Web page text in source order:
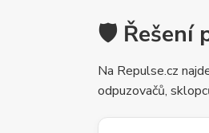
🛡️ Řešení
Na Repulse.cz
odpuzovačů,